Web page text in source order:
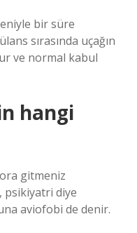
bir süre
sırasında uçağın
ve normal kabul
hangi
gitmeniz
psikiyatri diye
aviofobi de denir.